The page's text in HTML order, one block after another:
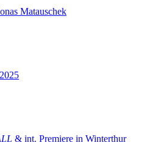
Matauschek
& int. Premiere in Winterthur